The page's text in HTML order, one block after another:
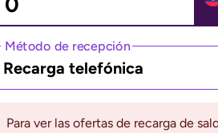
Método de recepción
Recarga telefónica
Para ver las ofertas de recarga de